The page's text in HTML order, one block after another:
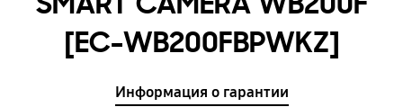
[EC-WB200FBPWKZ]
Информация о гарантии